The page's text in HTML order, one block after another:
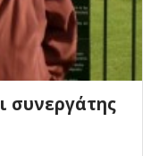
συνεργάτης